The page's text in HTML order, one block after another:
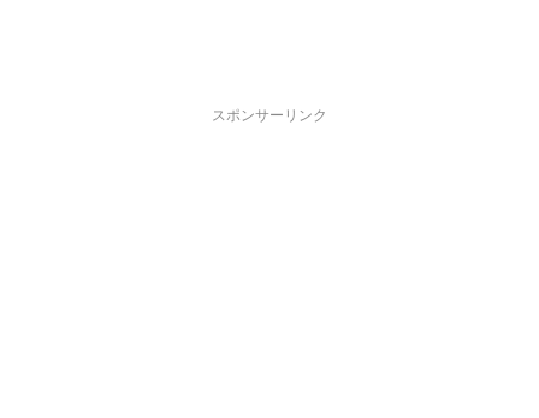
スポンサーリンク